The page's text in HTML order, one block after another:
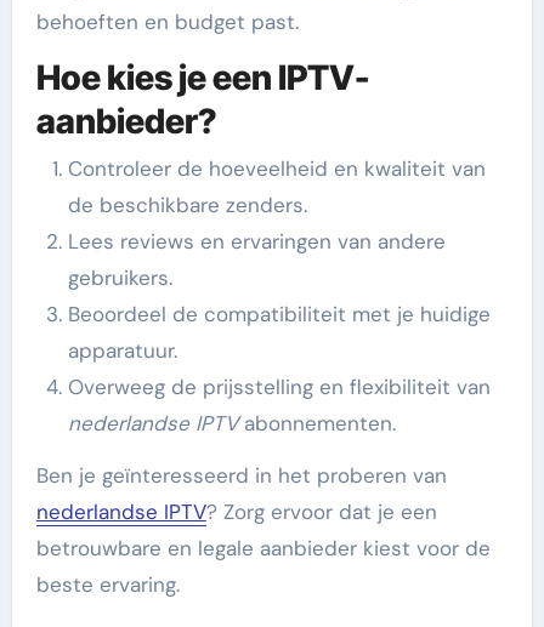
behoeften en budget past.
Hoe kies je een IPTV-
aanbieder?
Controleer de hoeveelheid en kwaliteit van
de beschikbare zenders.
Lees reviews en ervaringen van andere
gebruikers.
Beoordeel de compatibiliteit met je huidige
apparatuur.
Overweeg de prijsstelling en flexibiliteit van
nederlandse IPTVabonnementen.
Ben je geïnteresseerd in het proberen van
nederlandse IPTV? Zorg ervoor dat je een
betrouwbare en legale aanbieder kiest voor de
beste ervaring.